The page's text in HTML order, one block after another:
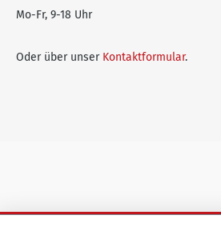
Mo-Fr, 9-18 Uhr
Oder über unser Kontaktformular.